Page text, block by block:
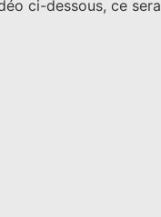
ci-dessous, ce sera